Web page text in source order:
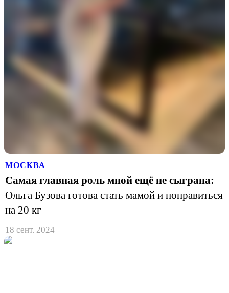
МОСКВА
Самая главная роль мной ещё не сыграна:
Ольга Бузова готова стать мамой и поправиться
на 20 кг
18 сент. 2024